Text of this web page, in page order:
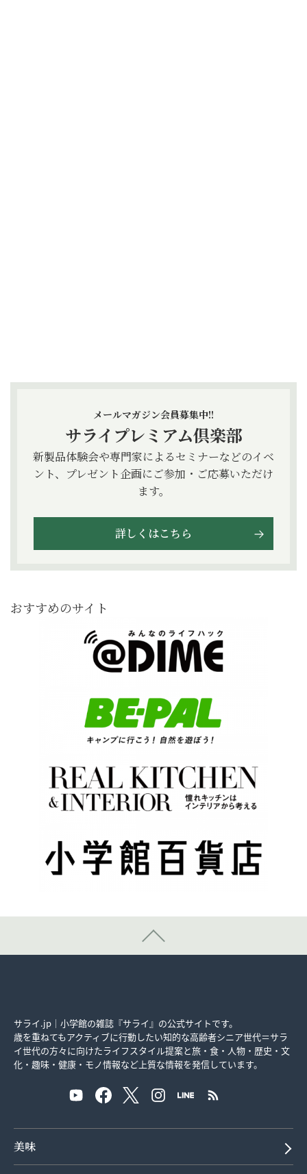
メールマガジン会員募集中!!
サライプレミアム倶楽部
新製品体験会や専門家によるセミナーなどのイベ
ント、プレゼント企画にご参加・ご応募いただけ
ます。
詳しくはこちら
おすすめのサイト
サライ.jp｜小学館の雑誌『サライ』の公式サイトです。
歳を重ねてもアクティブに行動したい知的な高齢者シニア世代＝サラ
イ世代の方々に向けたライフスタイル提案と旅・食・人物・歴史・文
化・趣味・健康・モノ情報など上質な情報を発信しています。
美味